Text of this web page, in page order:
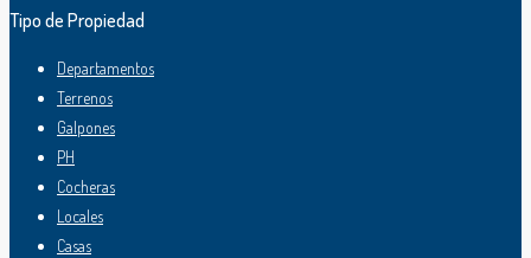
Tipo de Propiedad
Departamentos
Terrenos
Galpones
PH
Cocheras
Locales
Casas